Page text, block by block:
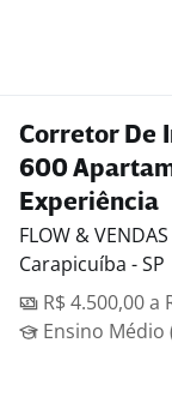
Corretor De
600
Experiência
FLOW &VENDAS
Carapicuíba - SP
R$ 4.500,00 a
Ensino Médio